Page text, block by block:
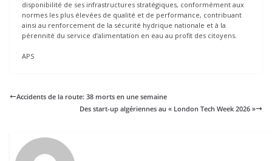
disponibilité de ses infrastructures stratégiques, conformément aux
normes les plus élevées de qualité et de performance, contribuant
ainsi au renforcement de la sécurité hydrique nationale et à la
pérennité du service d’alimentation en eau au profit des citoyens.
APS
Accidents de la route: 38 morts en une semaine
Des start-up algériennes au « London Tech Week 2026 »